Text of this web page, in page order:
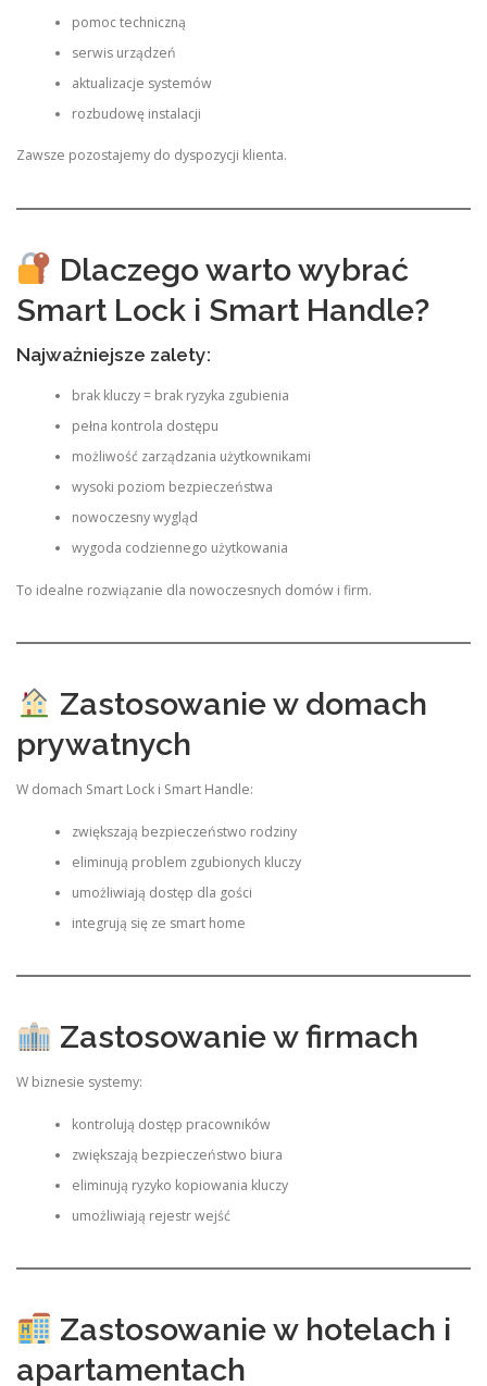
pomoc techniczną
serwis urządzeń
aktualizacje systemów
rozbudowę instalacji
Zawsze pozostajemy do dyspozycji klienta.
Dlaczego warto wybrać
Smart Lock i Smart Handle?
Najważniejsze zalety:
brak kluczy = brak ryzyka zgubienia
pełna kontrola dostępu
możliwość zarządzania użytkownikami
wysoki poziom bezpieczeństwa
nowoczesny wygląd
wygoda codziennego użytkowania
To idealne rozwiązanie dla nowoczesnych domów i firm.
Zastosowanie w domach
prywatnych
W domach Smart Lock i Smart Handle:
zwiększają bezpieczeństwo rodziny
eliminują problem zgubionych kluczy
umożliwiają dostęp dla gości
integrują się ze smart home
Zastosowanie w firmach
W biznesie systemy:
kontrolują dostęp pracowników
zwiększają bezpieczeństwo biura
eliminują ryzyko kopiowania kluczy
umożliwiają rejestr wejść
Zastosowanie w hotelach i
apartamentach